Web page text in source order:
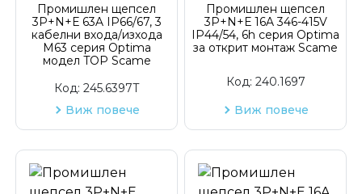
Промишлен щепсел
3P+N+Е 63A IP66/67, 3
кабелни входа/изхода
М63 серия Optima
модел TOP Scame
Код: 245.6397T
Виж повече
Промишлен щепсел
3P+N+Е 16A 346-415V
IP44/54, 6h серия Optima
за открит монтаж Scame
Код: 240.1697
Виж повече